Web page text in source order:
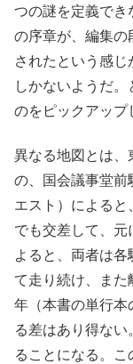
つの謎を定義でき
の序章が、編集の
されたという感じ
しかないようだ
のをピックアップ
異なる地図とは、
の、国会議事堂前
エスト）によると
でも交差して、元
よると、両者は
て走り続け、ま
年（本書の単行本
る差はあり得な
ることになる。こ